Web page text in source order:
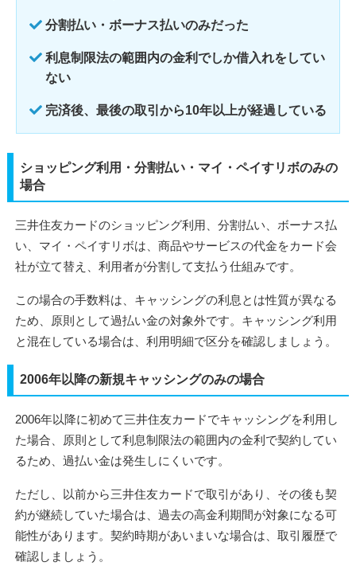
分割払い・ボーナス払いのみだった
利息制限法の範囲内の金利でしか借入れをしてい
ない
完済後、最後の取引から10年以上が経過している
ショッピング利用・分割払い・マイ・ペイすリボのみの
場合
三井住友カードのショッピング利用、分割払い、ボーナス払
い、マイ・ペイすリボは、商品やサービスの代金をカード会
社が立て替え、利用者が分割して支払う仕組みです。
この場合の手数料は、キャッシングの利息とは性質が異なる
ため、原則として過払い金の対象外です。キャッシング利用
と混在している場合は、利用明細で区分を確認しましょう。
2006年以降の新規キャッシングのみの場合
2006年以降に初めて三井住友カードでキャッシングを利用し
た場合、原則として利息制限法の範囲内の金利で契約してい
るため、過払い金は発生しにくいです。
ただし、以前から三井住友カードで取引があり、その後も契
約が継続していた場合は、過去の高金利期間が対象になる可
能性があります。契約時期があいまいな場合は、取引履歴で
確認しましょう。